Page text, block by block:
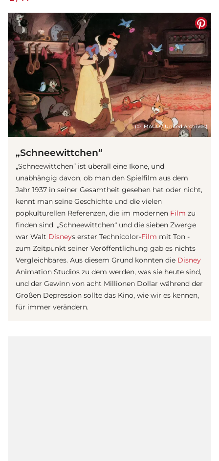
(© IMAGO / United Archives)
„Schneewittchen“
„Schneewittchen“ ist überall eine Ikone, und
unabhängig davon, ob man den Spielfilm aus dem
Jahr 1937 in seiner Gesamtheit gesehen hat oder nicht,
kennt man seine Geschichte und die vielen
popkulturellen Referenzen, die im modernen Film zu
finden sind. „Schneewittchen“ und die sieben Zwerge
war Walt Disneys erster Technicolor-Film mit Ton -
zum Zeitpunkt seiner Veröffentlichung gab es nichts
Vergleichbares. Aus diesem Grund konnten die Disney
Animation Studios zu dem werden, was sie heute sind,
und der Gewinn von acht Millionen Dollar während der
Großen Depression sollte das Kino, wie wir es kennen,
für immer verändern.